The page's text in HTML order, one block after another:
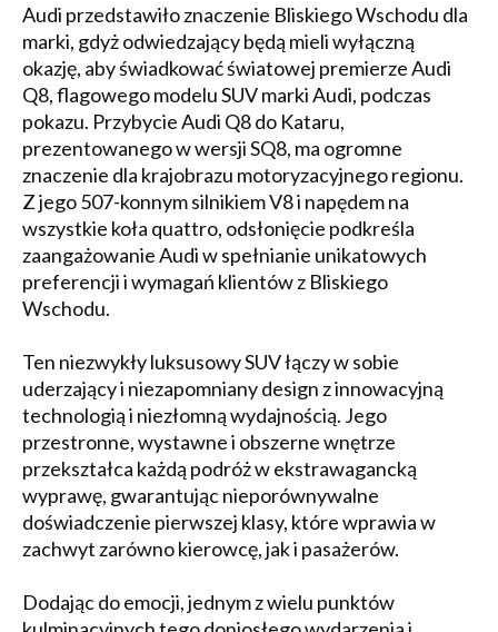
Audi przedstawiło znaczenie Bliskiego Wschodu dla
marki, gdyż odwiedzający będą mieli wyłączną
okazję, aby świadkować światowej premierze Audi
Q8, flagowego modelu SUV marki Audi, podczas
pokazu. Przybycie Audi Q8 do Kataru,
prezentowanego w wersji SQ8, ma ogromne
znaczenie dla krajobrazu motoryzacyjnego regionu.
Z jego 507-konnym silnikiem V8 i napędem na
wszystkie koła quattro, odsłonięcie podkreśla
zaangażowanie Audi w spełnianie unikatowych
preferencji i wymagań klientów z Bliskiego
Wschodu.
Ten niezwykły luksusowy SUV łączy w sobie
uderzający i niezapomniany design z innowacyjną
technologią i niezłomną wydajnością. Jego
przestronne, wystawne i obszerne wnętrze
przekształca każdą podróż w ekstrawagancką
wyprawę, gwarantując nieporównywalne
doświadczenie pierwszej klasy, które wprawia w
zachwyt zarówno kierowcę, jak i pasażerów.
Dodając do emocji, jednym z wielu punktów